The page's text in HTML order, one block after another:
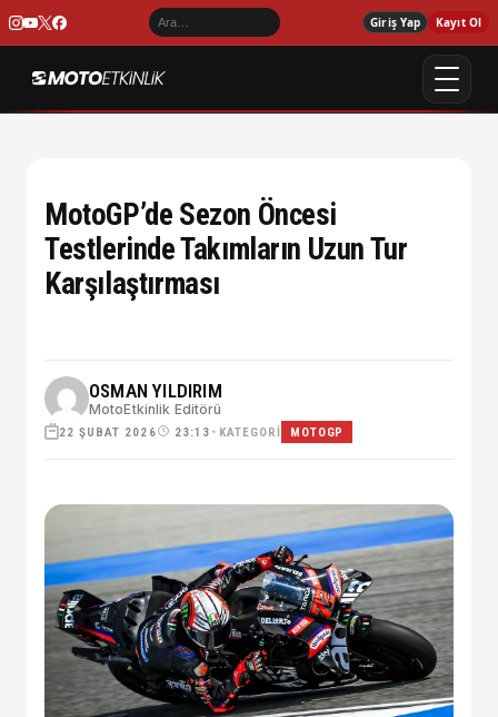
Giriş Yap Kayıt Ol
MotoGP’de Sezon Öncesi
Testlerinde Takımların Uzun Tur
Karşılaştırması
OSMAN YILDIRIM
MotoEtkinlik Editörü
22 ŞUBAT 2026 23:13 • KATEGORI MOTOGP